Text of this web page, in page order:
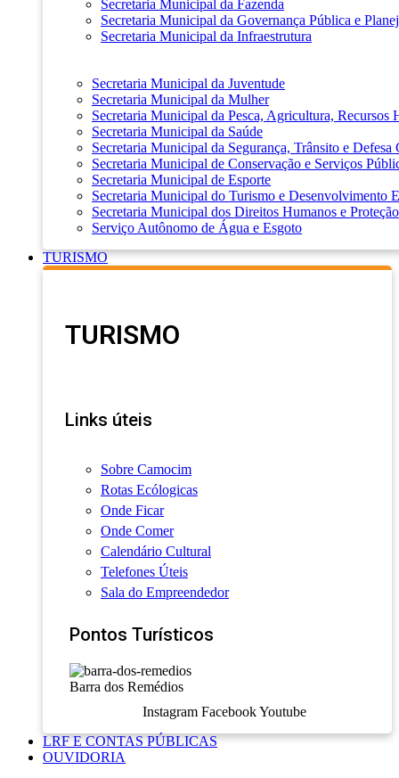
Secretaria Municipal da Fazenda
Secretaria Municipal da Governança Pública e
Secretaria Municipal da Infraestrutura
Secretaria Municipal da Juventude
Secretaria Municipal da Mulher
Secretaria Municipal da Pesca, Agricultura, Recursos
Secretaria Municipal da Saúde
Secretaria Municipal da Segurança, Trânsito e Defesa
Secretaria Municipal de Conservação e Serviços
Secretaria Municipal de Esporte
Secretaria Municipal do Turismo e Desenvolvimento
Secretaria Municipal dos Direitos Humanos e
Serviço Autônomo de Água e Esgoto
TURISMO
TURISMO
Links úteis
Sobre Camocim
Rotas Ecólogicas
Onde Ficar
Onde Comer
Calendário Cultural
Telefones Úteis
Sala do Empreendedor
Pontos Turísticos
Barra dos Remédios
Instagram Facebook Youtube
LRF E CONTAS PÚBLICAS
OUVIDORIA